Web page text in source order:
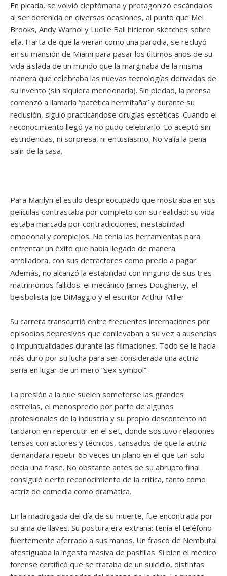
En picada, se volvió cleptómana y protagonizó escándalos
al ser detenida en diversas ocasiones, al punto que Mel
Brooks, Andy Warhol y Lucille Ball hicieron sketches sobre
ella. Harta de que la vieran como una parodia, se recluyó
en su mansión de Miami para pasar los últimos años de su
vida aislada de un mundo que la marginaba de la misma
manera que celebraba las nuevas tecnologías derivadas de
su invento (sin siquiera mencionarla). Sin piedad, la prensa
comenzó a llamarla “patética hermitaña” y durante su
reclusión, siguió practicándose cirugías estéticas. Cuando el
reconocimiento llegó ya no pudo celebrarlo. Lo aceptó sin
estridencias, ni sorpresa, ni entusiasmo. No valía la pena
salir de la casa.
Para Marilyn el estilo despreocupado que mostraba en sus
películas contrastaba por completo con su realidad: su vida
estaba marcada por contradicciones, inestabilidad
emocional y complejos. No tenía las herramientas para
enfrentar un éxito que había llegado de manera
arrolladora, con sus detractores como precio a pagar.
Además, no alcanzó la estabilidad con ninguno de sus tres
matrimonios fallidos: el mecánico James Dougherty, el
beisbolista Joe DiMaggio y el escritor Arthur Miller.
Su carrera transcurrió entre frecuentes internaciones por
episodios depresivos que conllevaban a su vez a ausencias
o impuntualidades durante las filmaciones. Todo se le hacía
más duro por su lucha para ser considerada una actriz
seria en lugar de un mero “sex symbol”.
La presión a la que suelen someterse las grandes
estrellas, el menosprecio por parte de algunos
profesionales de la industria y su propio descontento no
tardaron en repercutir en el set, donde sostuvo relaciones
tensas con actores y técnicos, cansados de que la actriz
demandara repetir 65 veces un plano en el que tan solo
decía una frase. No obstante antes de su abrupto final
consiguió cierto reconocimiento de la crítica, tanto como
actriz de comedia como dramática.
En la madrugada del día de su muerte, fue encontrada por
su ama de llaves. Su postura era extraña: tenía el teléfono
fuertemente aferrado a sus manos. Un frasco de Nembutal
atestiguaba la ingesta masiva de pastillas. Si bien el médico
forense certificó que se trataba de un suicidio, distintas